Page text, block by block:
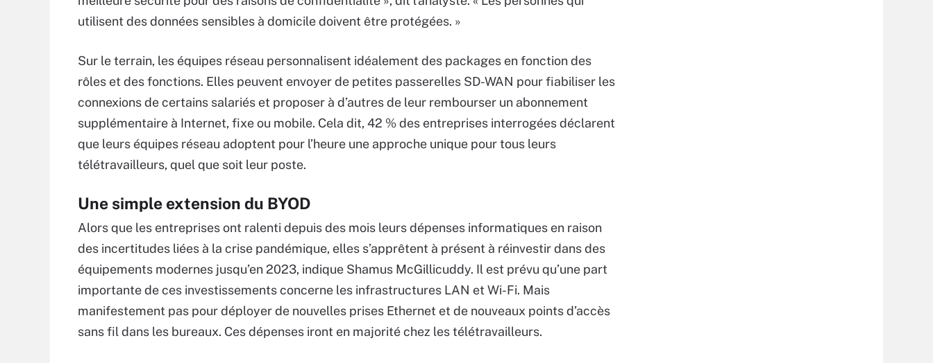
utilisent des données sensibles à domicile doivent être protégées. »
Sur le terrain, les équipes réseau personnalisent idéalement des packages en fonction des
rôles et des fonctions. Elles peuvent envoyer de petites passerelles SD-WAN pour fiabiliser les
connexions de certains salariés et proposer à d’autres de leur rembourser un abonnement
supplémentaire à Internet, fixe ou mobile. Cela dit, 42 % des entreprises interrogées déclarent
que leurs équipes réseau adoptent pour l’heure une approche unique pour tous leurs
télétravailleurs, quel que soit leur poste.
Une simple extension du BYOD
Alors que les entreprises ont ralenti depuis des mois leurs dépenses informatiques en raison
des incertitudes liées à la crise pandémique, elles s’apprêtent à présent à réinvestir dans des
équipements modernes jusqu’en 2023, indique Shamus McGillicuddy. Il est prévu qu’une part
importante de ces investissements concerne les infrastructures LAN et Wi-Fi. Mais
manifestement pas pour déployer de nouvelles prises Ethernet et de nouveaux points d’accès
sans fil dans les bureaux. Ces dépenses iront en majorité chez les télétravailleurs.